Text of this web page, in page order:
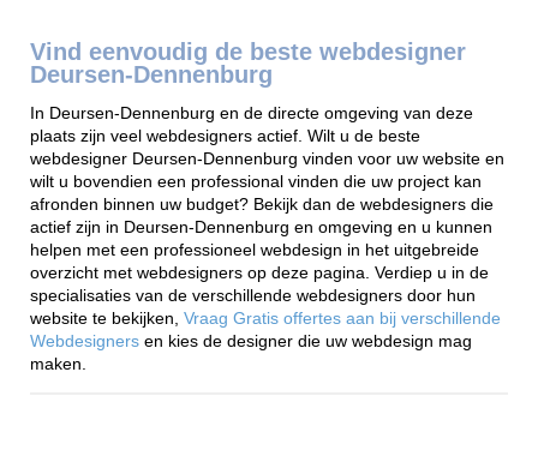
Vind eenvoudig de beste webdesigner
Deursen-Dennenburg
In Deursen-Dennenburg en de directe omgeving van deze
plaats zijn veel webdesigners actief. Wilt u de beste
webdesigner Deursen-Dennenburg vinden voor uw website en
wilt u bovendien een professional vinden die uw project kan
afronden binnen uw budget? Bekijk dan de webdesigners die
actief zijn in Deursen-Dennenburg en omgeving en u kunnen
helpen met een professioneel webdesign in het uitgebreide
overzicht met webdesigners op deze pagina. Verdiep u in de
specialisaties van de verschillende webdesigners door hun
website te bekijken, Vraag Gratis offertes aan bij verschillende
Webdesigners en kies de designer die uw webdesign mag
maken.